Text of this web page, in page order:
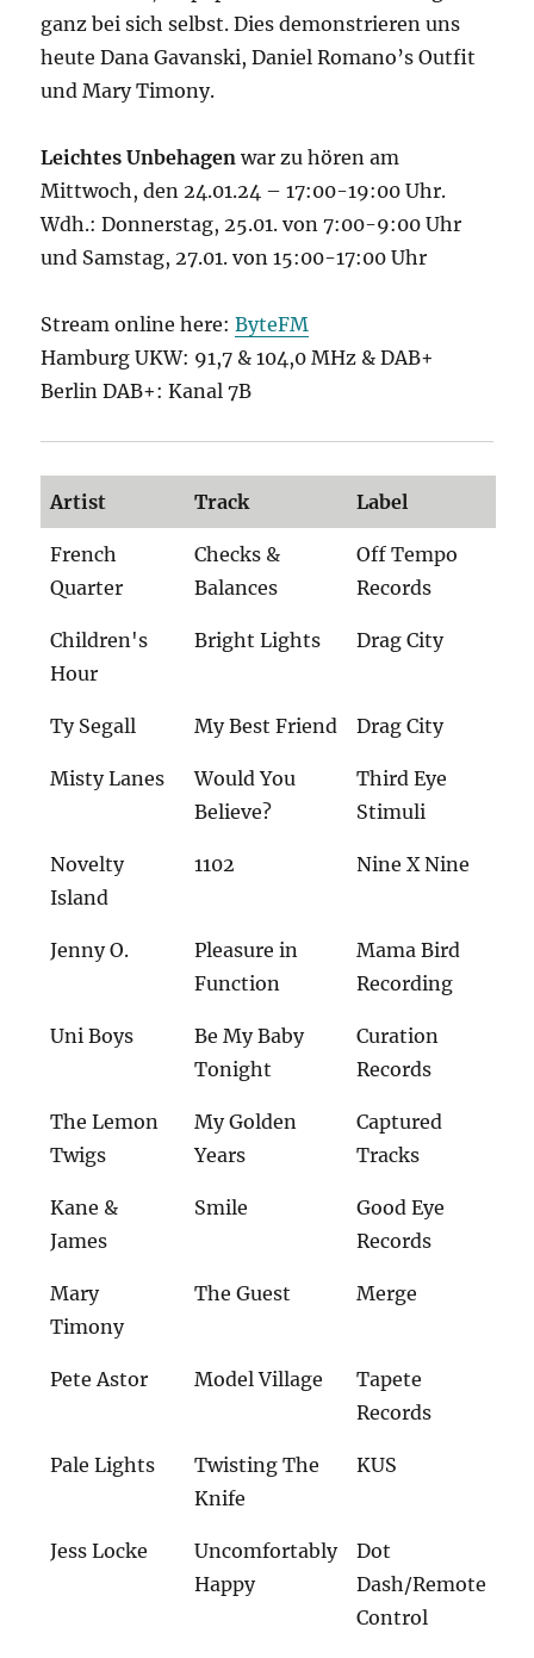
ganz bei sich selbst. Dies demonstrieren uns
heute Dana Gavanski, Daniel Romano’s Outfit
und Mary Timony.
Leichtes Unbehagenwar zu hören am
Mittwoch, den 24.01.24 – 17:00-19:00 Uhr.
Wdh.: Donnerstag, 25.01. von 7:00-9:00 Uhr
und Samstag, 27.01. von 15:00-17:00 Uhr
Stream online here:ByteFM
Hamburg UKW: 91,7 & 104,0 MHz & DAB+
Berlin DAB+: Kanal 7B
Artist Track Label
French
Quarter
Checks &
Balances
Off Tempo
Records
Children's
Hour
Bright Lights Drag City
Ty Segall My Best Friend Drag City
Misty Lanes
Would You
Believe?
Third Eye
Stimuli
Novelty
Island
1102 Nine X Nine
Jenny O.
Pleasure in
Function
Mama Bird
Recording
Uni Boys
Be My Baby
Tonight
Curation
Records
The Lemon
Twigs
My Golden
Years
Captured
Tracks
Kane &
James
Smile
Good Eye
Records
Mary
Timony
The Guest Merge
Pete Astor Model Village
Tapete
Records
Pale Lights
Twisting The
Knife
KUS
Jess Locke
Uncomfortably
Happy
Dot
Dash/Remote
Control